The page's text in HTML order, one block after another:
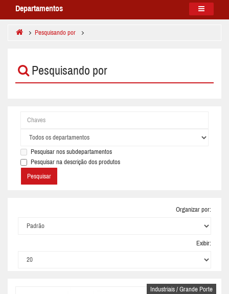
Departamentos
Pesquisando por
Pesquisando por
Pesquisar nos subdepartamentos
Pesquisar na descrição dos produtos
Organizar por:
Exibir:
Industriais / Grande Porte